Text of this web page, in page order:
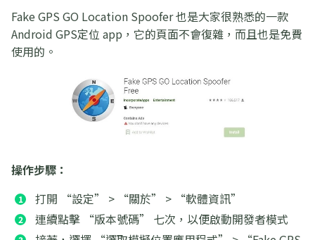
Fake GPS GO Location Spoofer 也是大家很熟悉的一款
Android GPS定位 app，它的頁面不會復雜，而且也是免費
使用的。
操作步驟：
打開 “設定” > “關於” > “軟體資訊”
連續點擊 “版本號碼” 七次，以便啟動開發者模式